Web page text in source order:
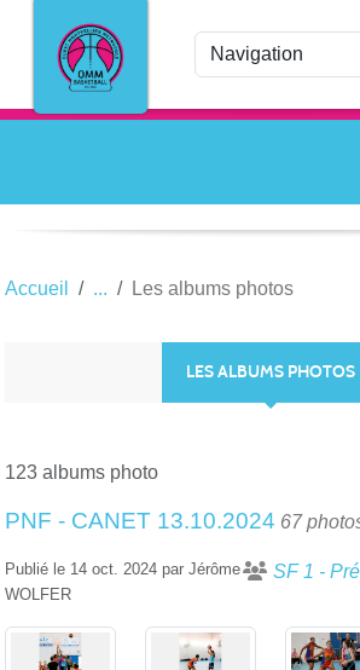
Accueil Les albums photos
LES ALBUMS PHOTOS
123 albums photo
PNF - CANET 13.10.2024 67
SF 1 -
Publié le 14 oct. 2024 par Jérôme
WOLFER